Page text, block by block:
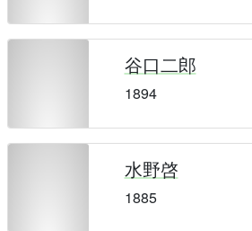
谷口二郎
1894
水野啓
1885